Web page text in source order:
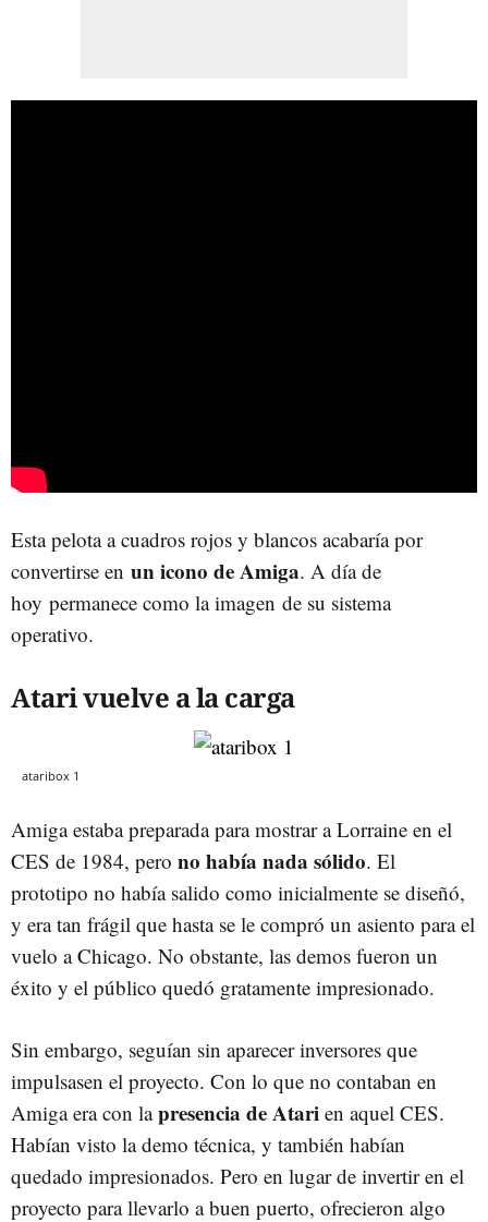
Esta pelota a cuadros rojos y blancos acabaría por
convertirse en un icono de Amiga. A día de
hoy permanece como la imagen de su sistema
operativo.
Atari vuelve a la carga
ataribox 1
Amiga estaba preparada para mostrar a Lorraine en el
CES de 1984, pero no había nada sólido. El
prototipo no había salido como inicialmente se diseñó,
y era tan frágil que hasta se le compró un asiento para el
vuelo a Chicago. No obstante, las demos fueron un
éxito y el público quedó gratamente impresionado.
Sin embargo, seguían sin aparecer inversores que
impulsasen el proyecto. Con lo que no contaban en
Amiga era con lapresencia de Atari en aquel CES.
Habían visto la demo técnica, y también habían
quedado impresionados. Pero en lugar de invertir en el
proyecto para llevarlo a buen puerto, ofrecieron algo